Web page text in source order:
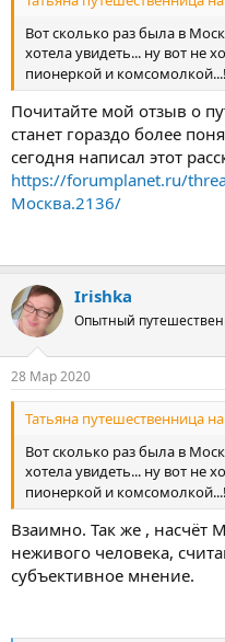
Вот сколько раз была в
хотела увидеть... ну вот не
пионеркой и комсомолкой...!
Почитайте мой отзыв о
станет гораздо более
сегодня написал этот
https://forumplanet.ru/
Москва.2136/
Irishka
Опытный
28 Мар 2020
Татьяна путешественница
Вот сколько раз была в
хотела увидеть... ну вот не
пионеркой и комсомолкой...!
Взаимно. Так же , насчёт
неживого человека,
субъективное мнение.